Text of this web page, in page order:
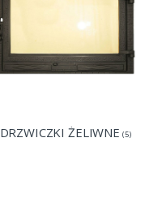
DRZWICZKI ŻELIWNE (5)